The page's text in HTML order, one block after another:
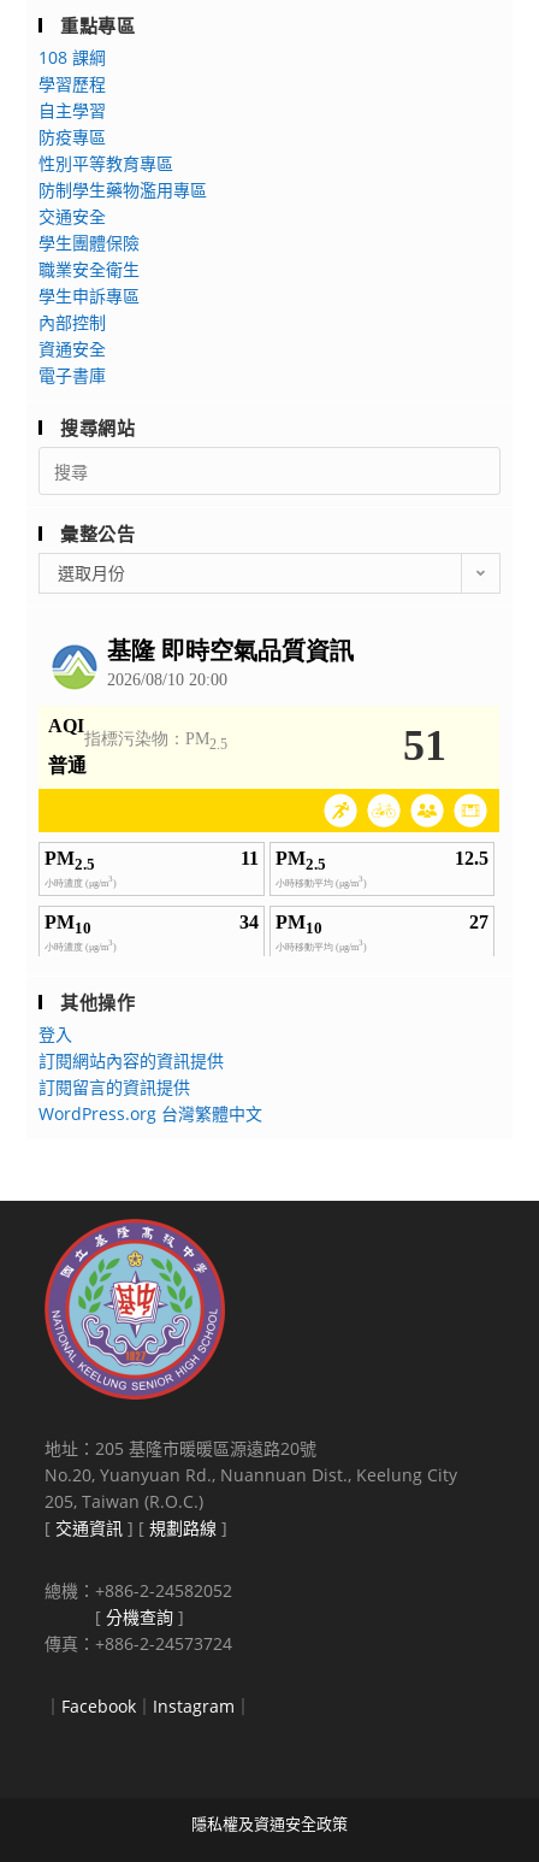
重點專區
108 課綱
學習歷程
自主學習
防疫專區
性別平等教育專區
防制學生藥物濫用專區
交通安全
學生團體保險
職業安全衛生
學生申訴專區
內部控制
資通安全
電子書庫
搜尋網站
Search
for:
彙整公告
整
選取月份
其他操作
登入
訂閱網站內容的資訊提供
訂閱留言的資訊提供
WordPress.org 台灣繁體中文
地址：205 基隆市暖暖區源遠路20號
No.20, Yuanyuan Rd., Nuannuan Dist., Keelung City
205, Taiwan (R.O.C.)
[ 交通資訊 ] [規劃路線 ]
總機：+886-2-24582052
[分機查詢 ]
傳真：+886-2-24573724
｜ Facebook ｜ Instagram ｜
隱私權及資通安全政策